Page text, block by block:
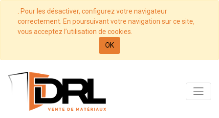
. Pour les désactiver, configurez votre navigateur
correctement. En poursuivant votre navigation sur ce site,
vous acceptez l’utilisation de cookies.
OK